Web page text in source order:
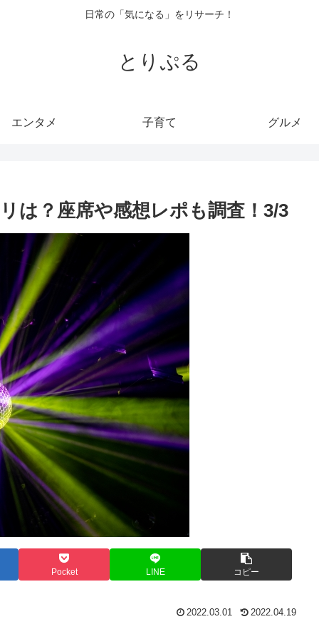
日常の「気になる」をリサーチ！
とりぷる
エンタメ 子育て グルメ
は？座席や感想レポも調査！3/3
Pocket LINE コピー
2022.03.01 2022.04.19